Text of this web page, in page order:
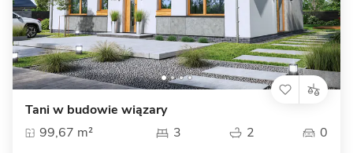
Tani w budowie wiązary
99,67 m²
3 2 0